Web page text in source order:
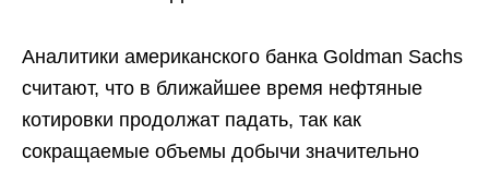
Аналитики американского банка Goldman Sachs
считают, что в ближайшее время нефтяные
котировки продолжат падать, так как
сокращаемые объемы добычи значительно